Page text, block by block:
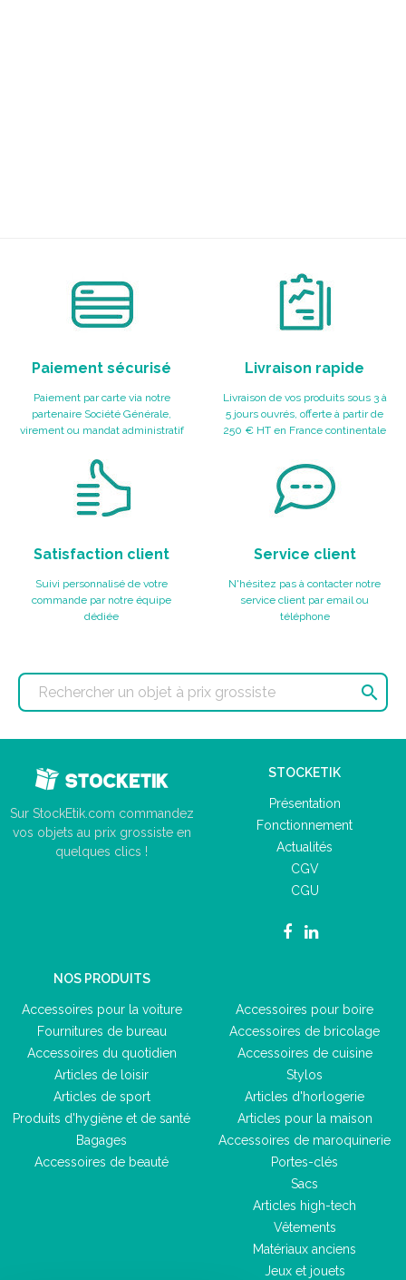
Paiement sécurisé
Paiement par carte via notre
partenaire Société Générale,
virement ou mandat administratif
Livraison rapide
Livraison de vos produits sous 3 à
5 jours ouvrés, offerte à partir de
250 € HT en France continentale
Satisfaction client
Suivi personnalisé de votre
commande par notre équipe
dédiée
Service client
N'hésitez pas à contacter notre
service client par email ou
téléphone

Sur StockEtik.com commandez
vos objets au prix grossiste en
quelques clics !
STOCKETIK
Présentation
Fonctionnement
Actualités
CGV
CGU
NOS PRODUITS
Accessoires pour la voiture
Fournitures de bureau
Accessoires du quotidien
Articles de loisir
Articles de sport
Produits d'hygiène et de santé
Bagages
Accessoires de beauté
Accessoires pour boire
Accessoires de bricolage
Accessoires de cuisine
Stylos
Articles d'horlogerie
Articles pour la maison
Accessoires de maroquinerie
Portes-clés
Sacs
Articles high-tech
Vêtements
Matériaux anciens
Jeux et jouets